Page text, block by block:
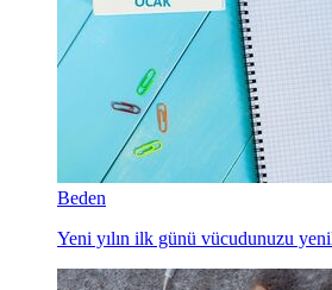
Beden
Yeni yılın ilk günü vücudunuzu